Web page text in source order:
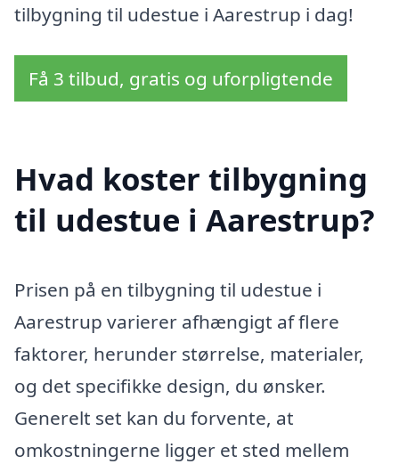
tilbygning til udestue i Aarestrup i dag!
Få 3 tilbud, gratis og uforpligtende
Hvad koster tilbygning
til udestue i Aarestrup?
Prisen på en tilbygning til udestue i
Aarestrup varierer afhængigt af flere
faktorer, herunder størrelse, materialer,
og det specifikke design, du ønsker.
Generelt set kan du forvente, at
omkostningerne ligger et sted mellem